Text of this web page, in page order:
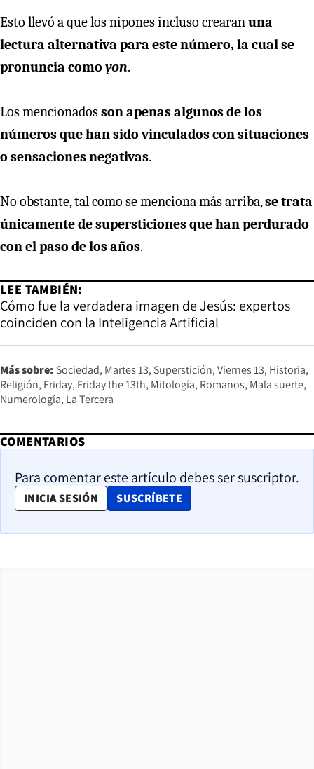
Esto llevó a que los nipones incluso crearanuna
lectura alternativa para este número, la cual se
pronuncia como yon.
Los mencionadosson apenas algunos de los
números que han sido vinculados con situaciones
o sensaciones negativas.
No obstante, tal como se menciona más arriba,se trata
únicamente de supersticiones que han perdurado
con el paso de los años.
LEE TAMBIÉN:
Cómo fue la verdadera imagen de Jesús: expertos
coinciden con la Inteligencia Artificial
Más sobre: Sociedad Martes 13 Superstición Viernes 13 Historia
Religión Friday Friday the 13th Mitología Romanos Mala suerte
Numerología La Tercera
COMENTARIOS
Para comentar este artículo debes ser suscriptor.
INICIA SESIÓN SUSCRÍBETE
OPENS IN NEW WINDOW